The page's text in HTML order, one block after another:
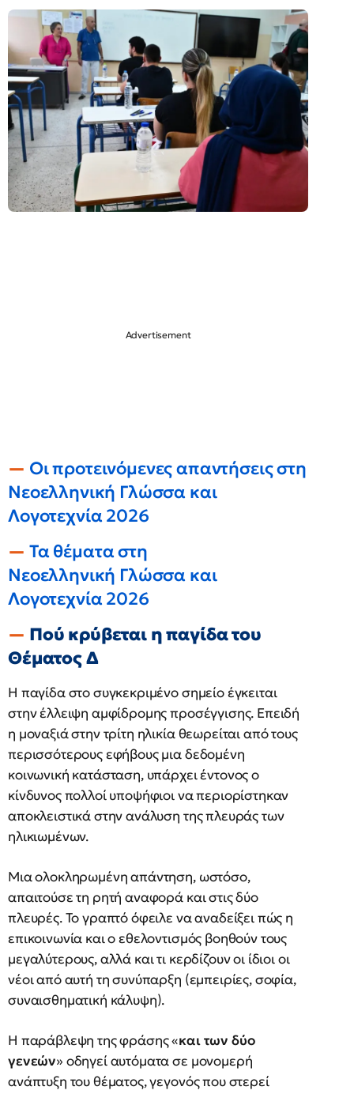
Οι προτεινόμενες απαντήσεις στη
Νεοελληνική Γλώσσα και
Λογοτεχνία 2026
Τα θέματα στη
Νεοελληνική Γλώσσα και
Λογοτεχνία 2026
Πού κρύβεται η παγίδα του
Θέματος Δ
Η παγίδα στο συγκεκριμένο σημείο έγκειται
στην έλλειψη αμφίδρομης προσέγγισης. Επειδή
η μοναξιά στην τρίτη ηλικία θεωρείται από τους
περισσότερους εφήβους μια δεδομένη
κοινωνική κατάσταση, υπάρχει έντονος ο
κίνδυνος πολλοί υποψήφιοι να περιορίστηκαν
αποκλειστικά στην ανάλυση της πλευράς των
ηλικιωμένων.
Μια ολοκληρωμένη απάντηση, ωστόσο,
απαιτούσε τη ρητή αναφορά και στις δύο
πλευρές. Το γραπτό όφειλε να αναδείξει πώς η
επικοινωνία και ο εθελοντισμός βοηθούν τους
μεγαλύτερους, αλλά και τι κερδίζουν οι ίδιοι οι
νέοι από αυτή τη συνύπαρξη (εμπειρίες, σοφία,
συναισθηματική κάλυψη).
Η παράβλεψη της φράσης «και των δύο
γενεών» οδηγεί αυτόματα σε μονομερή
ανάπτυξη του θέματος, γεγονός που στερεί